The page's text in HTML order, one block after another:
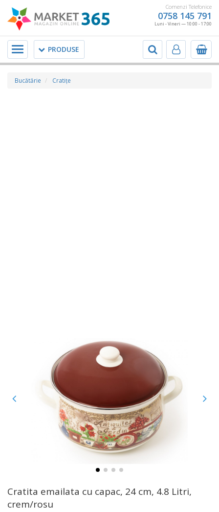
Comenzi Telefonice
0758 145 791
Luni - Vineri — 10:00 - 17:00
PRODUSE
Meniu
Bucătărie Cratiţe
Cratita emailata cu capac, 24 cm, 4.8 Litri,
crem/rosu